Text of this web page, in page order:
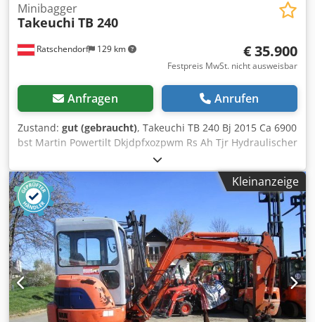
Ratschendorf 129 km
Minibagger
Takeuchi TB 240
€ 35.900
Festpreis MwSt. nicht ausweisbar
Anfragen Anrufen
Zustand: gut (gebraucht), Takeuchi TB 240 Bj 2015 Ca 6900
bst Martin Powertilt Dkjdpfxozpwm Rs Ah Tjr Hydraulischer
Schnellwechsler 3 Löffel Zusatzhydraulik Service gepflegt
Klima Sehr sauberer Zustand Zustellung möglich!
Kleinanzeige